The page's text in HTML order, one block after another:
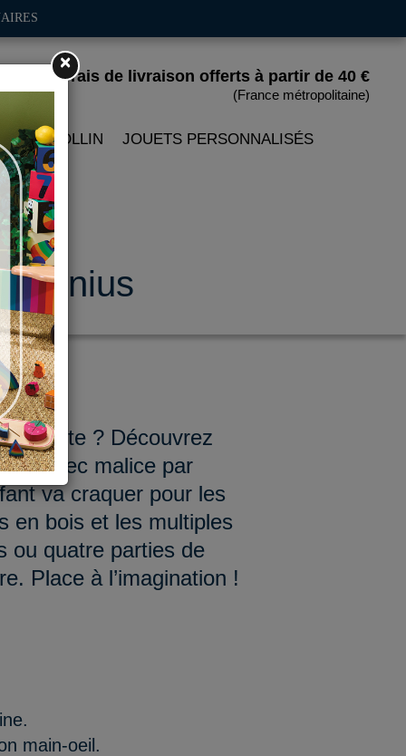
Frais de livraison offerts à partir de 40 €
(France métropolitaine)
PETITCOLLIN JOUETS PERSONNALISÉS
la route ? Découvrez
avec malice par
va craquer pour les
en bois et les multiples
ou quatre parties de
Place à l’imagination !
main-oeil.
×